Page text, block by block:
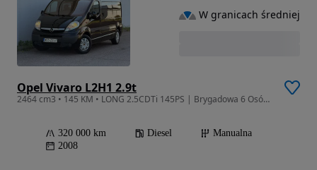
Opel Vivaro L2H1 2.9t
2464 cm3 • 145 KM • LONG 2.5CDTi 145PS | Brygadowa 6 Osób | Zarejestrowany | TOP STAN
320 000 km Diesel
Manualna
2008
W granicach średniej